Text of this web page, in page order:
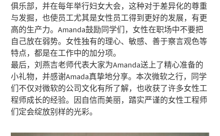
俱乐部，并在每年举行妇女大会，这种对于差异化的尊重
与发掘，也使员工尤其是女性员工得到更好的发展，有更
高的生产力。Amanda鼓励同学们，女性在职场中不要把
自己放在弱势。女性独有的理心、敏感、善于察言观色等
特点，都是在工作中的加分项。
最后，刘燕吉老师代表大家为Amanda送上了精心准备的
小礼物，并感谢Amada真挚地分享。本次微软之行，同学
们不仅对微软的公司文化有所了解，也收获了许多女性工
程师成长的经验。因自信而美丽，踏实严谨的女性工程师
们定会绽放别样的光彩。